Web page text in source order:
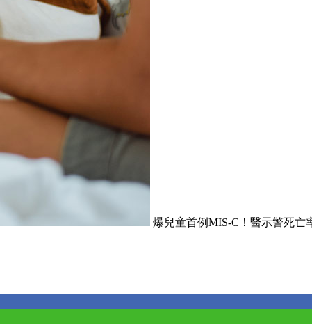
爆兒童首例MIS-C！醫示警死亡